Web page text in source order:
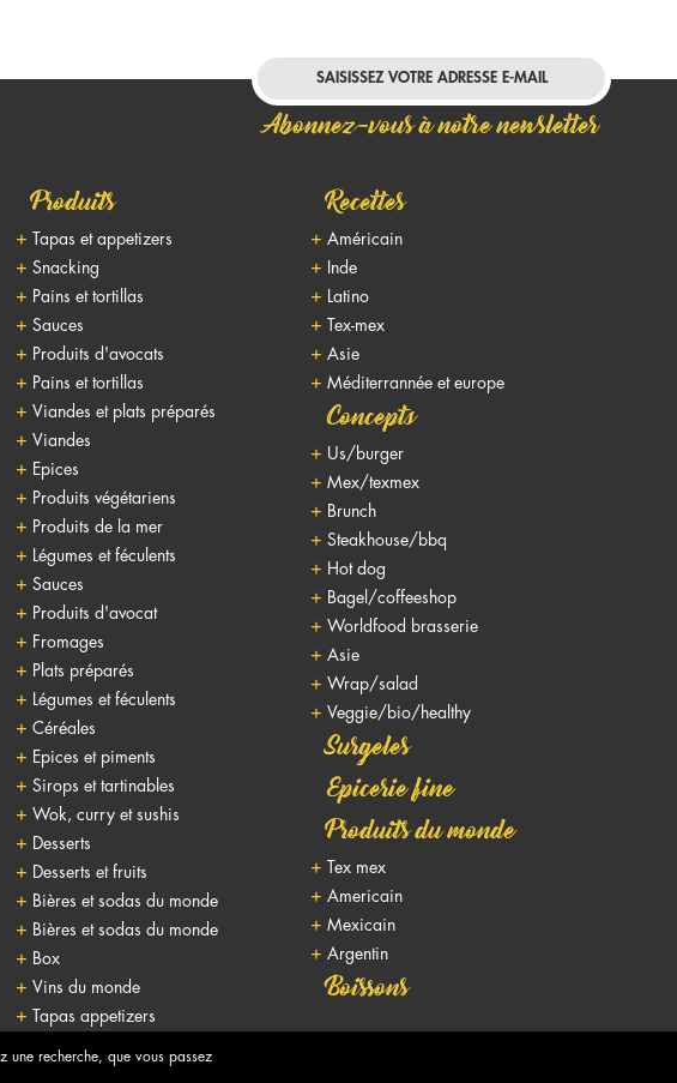
Abonnez-vous à notre newsletter
Produits
Tapas et appetizers
Snacking
Pains et tortillas
Sauces
Produits d'avocats
Pains et tortillas
Viandes et plats préparés
Viandes
Epices
Produits végétariens
Produits de la mer
Légumes et féculents
Sauces
Produits d'avocat
Fromages
Plats préparés
Légumes et féculents
Céréales
Epices et piments
Sirops et tartinables
Wok, curry et sushis
Desserts
Desserts et fruits
Bières et sodas du monde
Bières et sodas du monde
Box
Vins du monde
Tapas appetizers
Recettes
Américain
Inde
Latino
Tex-mex
Asie
Méditerrannée et europe
Concepts
Us/burger
Mex/texmex
Brunch
Steakhouse/bbq
Hot dog
Bagel/coffeeshop
Worldfood brasserie
Asie
Wrap/salad
Veggie/bio/healthy
Surgeles
Epicerie fine
Produits du monde
Tex mex
Americain
Mexicain
Argentin
Boissons
une recherche, que vous passez